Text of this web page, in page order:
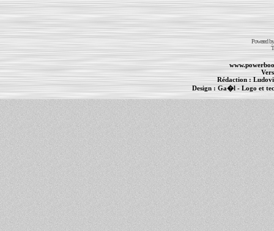
Powered
Rédaction :
Design : Ga�l- Logo et